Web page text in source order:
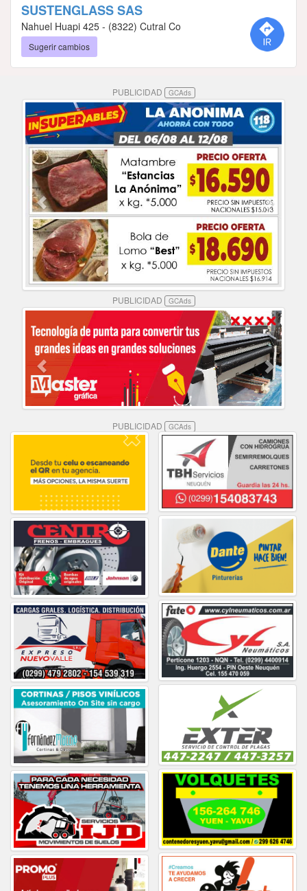
SUSTENGLASS SAS
Nahuel Huapi 425 - (8322) Cutral Co
Sugerir cambios
PUBLICIDAD GCAds
PUBLICIDAD GCAds
PUBLICIDAD GCAds